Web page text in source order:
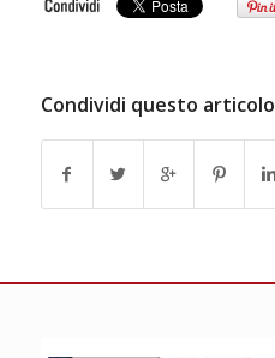
Condividi questo articolo